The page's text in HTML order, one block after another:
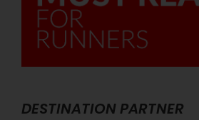
DESTINATION PARTNER